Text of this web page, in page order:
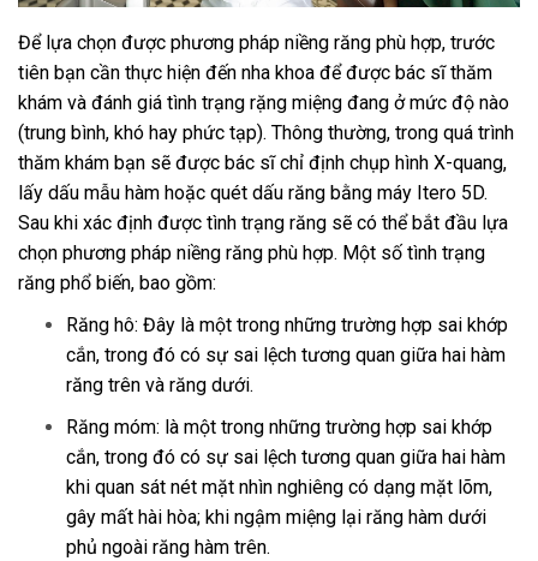
Để lựa chọn được phương pháp niềng răng phù hợp, trước
tiên bạn cần thực hiện đến nha khoa để được bác sĩ thăm
khám và đánh giá tình trạng rặng miệng đang ở mức độ nào
(trung bình, khó hay phức tạp). Thông thường, trong quá trình
thăm khám bạn sẽ được bác sĩ chỉ định chụp hình X-quang,
lấy dấu mẫu hàm hoặc quét dấu răng bằng máy Itero 5D.
Sau khi xác định được tình trạng răng sẽ có thể bắt đầu lựa
chọn phương pháp niềng răng phù hợp. Một số tình trạng
răng phổ biến, bao gồm:
Răng hô: Đây là một trong những trường hợp sai khớp
cắn, trong đó có sự sai lệch tương quan giữa hai hàm
răng trên và răng dưới.
Răng móm: là một trong những trường hợp sai khớp
cắn, trong đó có sự sai lệch tương quan giữa hai hàm
khi quan sát nét mặt nhìn nghiêng có dạng mặt lõm,
gây mất hài hòa; khi ngậm miệng lại răng hàm dưới
phủ ngoài răng hàm trên.